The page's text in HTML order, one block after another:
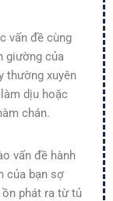
vấn đề cùng
giường của
thường xuyên
dịu hoặc
chán.
vấn đề hành
của bạn sợ
phát ra từ tủ